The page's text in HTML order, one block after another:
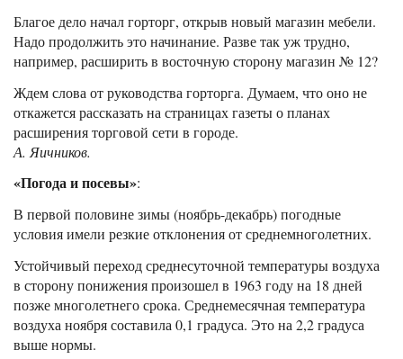
Благое дело начал горторг, открыв новый магазин мебели.
Надо продолжить это начинание. Разве так уж трудно,
например, расширить в восточную сторону магазин № 12?
Ждем слова от руководства горторга. Думаем, что оно не
откажется рассказать на страницах газеты о планах
расширения торговой сети в городе.
А. Яичников.
«Погода и посевы»:
В первой половине зимы (ноябрь-декабрь) погодные
условия имели резкие отклонения от среднемноголетних.
Устойчивый переход среднесуточной температуры воздуха
в сторону понижения произошел в 1963 году на 18 дней
позже многолетнего срока. Среднемесячная температура
воздуха ноября составила 0,1 градуса. Это на 2,2 градуса
выше нормы.